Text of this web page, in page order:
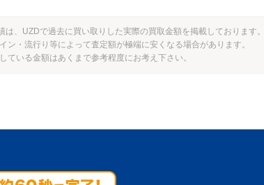
は、UZDで過去に買い取りした実際の買取金額を掲載しております
・流行り等によって査定額が極端に安くなる場合があります。
いる金額はあくまで参考程度にお考え下さい。